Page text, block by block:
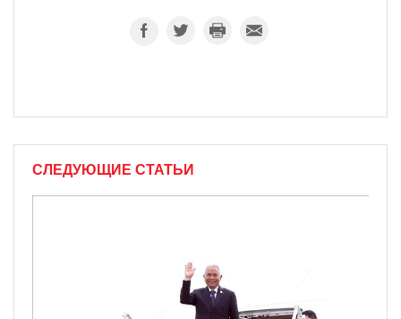
СЛЕДУЮЩИЕ СТАТЬИ